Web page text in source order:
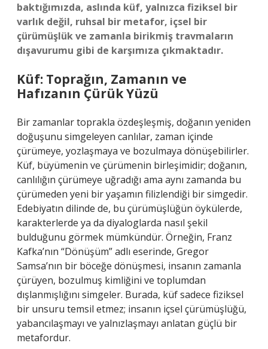
baktığımızda, aslında küf, yalnızca fiziksel bir
varlık değil, ruhsal bir metafor, içsel bir
çürümüşlük ve zamanla birikmiş travmaların
dışavurumu gibi de karşımıza çıkmaktadır.
Küf: Toprağın, Zamanın ve
Hafızanın Çürük Yüzü
Bir zamanlar toprakla özdeşleşmiş, doğanın yeniden
doğuşunu simgeleyen canlılar, zaman içinde
çürümeye, yozlaşmaya ve bozulmaya dönüşebilirler.
Küf, büyümenin ve çürümenin birleşimidir; doğanın,
canlılığın çürümeye uğradığı ama aynı zamanda bu
çürümeden yeni bir yaşamın filizlendiği bir simgedir.
Edebiyatın dilinde de, bu çürümüşlüğün öykülerde,
karakterlerde ya da diyaloglarda nasıl şekil
bulduğunu görmek mümkündür. Örneğin, Franz
Kafka’nın “Dönüşüm” adlı eserinde, Gregor
Samsa’nın bir böceğe dönüşmesi, insanın zamanla
çürüyen, bozulmuş kimliğini ve toplumdan
dışlanmışlığını simgeler. Burada, küf sadece fiziksel
bir unsuru temsil etmez; insanın içsel çürümüşlüğü,
yabancılaşmayı ve yalnızlaşmayı anlatan güçlü bir
metafordur.